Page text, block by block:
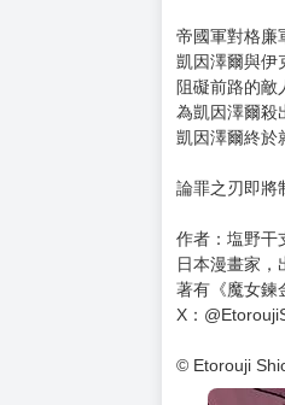
購買評價
★最凶狠的黑
帝國軍對格廉
凱因澤爾與伊
為凱因澤爾殺